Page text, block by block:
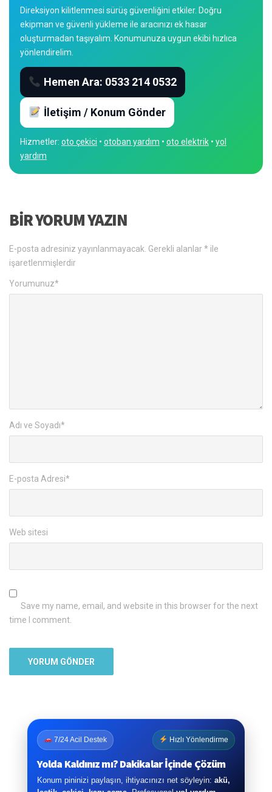
Direksiyon kilitlenmesi sürüş güvenliğini etkiler. Doğru
ekipman ve güvenli yükleme ile aracınızı ek hasar
oluşturmadan taşıyalım. Konumunuza uygun ekibi hızlıca
yönlendirelim.
Hemen Ara: 0533 214 0532
İletişim / Konum Gönder
Hizmetler: oto çekici • otoban yardım • oto elektrik • yol
yardım
BIR YORUM YAZIN
E-posta adresiniz yayınlanmayacak. Gerekli alanlar* ile
işaretlenmişlerdir
Yorumunuz*
Adı ve Soyadı*
E-posta Adresi*
Web sitesi
Save my name, email, and website in this browser for the next
time I comment.
7/24 Acil Destek Hızlı Yönlendirme
Yolda Kaldınız mı? Dakikalar İçinde Çözüm
Konum pininizi paylaşın, ihtiyacınızı net söyleyin: akü,